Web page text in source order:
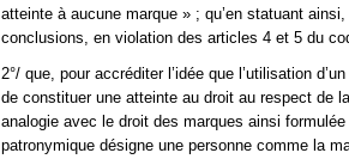
atteinte à aucune marque » ; qu’en statuant
conclusions, en violation des articles 4 et 5 du
2°/ que, pour accréditer l’idée que l’utilisation
de constituer une atteinte au droit au respect
analogie avec le droit des marques ainsi
patronymique désigne une personne comme la